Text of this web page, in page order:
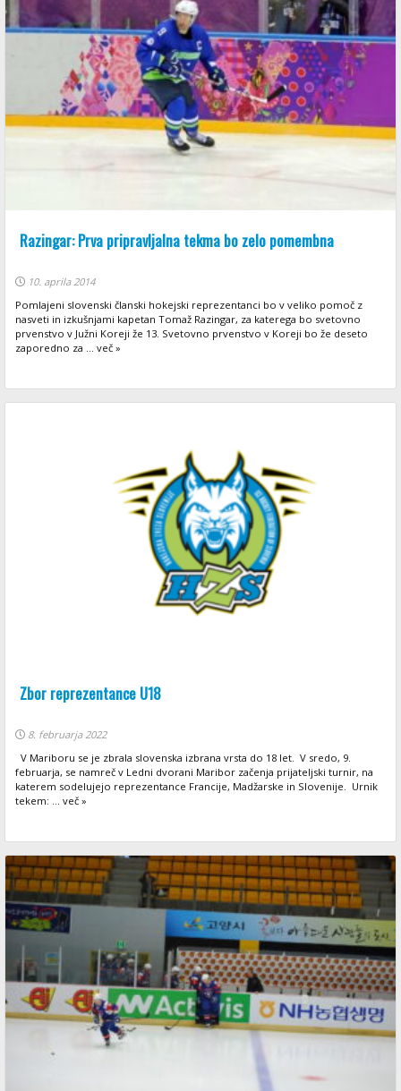
Razingar: Prva pripravljalna tekma bo zelo pomembna
10. aprila 2014
Pomlajeni slovenski članski hokejski reprezentanci bo v veliko pomoč z
nasveti in izkušnjami kapetan Tomaž Razingar, za katerega bo svetovno
prvenstvo v Južni Koreji že 13. Svetovno prvenstvo v Koreji bo že deseto
zaporedno za ... več »
Zbor reprezentance U18
8. februarja 2022
V Mariboru se je zbrala slovenska izbrana vrsta do 18 let. V sredo, 9.
februarja, se namreč v Ledni dvorani Maribor začenja prijateljski turnir, na
katerem sodelujejo reprezentance Francije, Madžarske in Slovenije. Urnik
tekem: ... več »